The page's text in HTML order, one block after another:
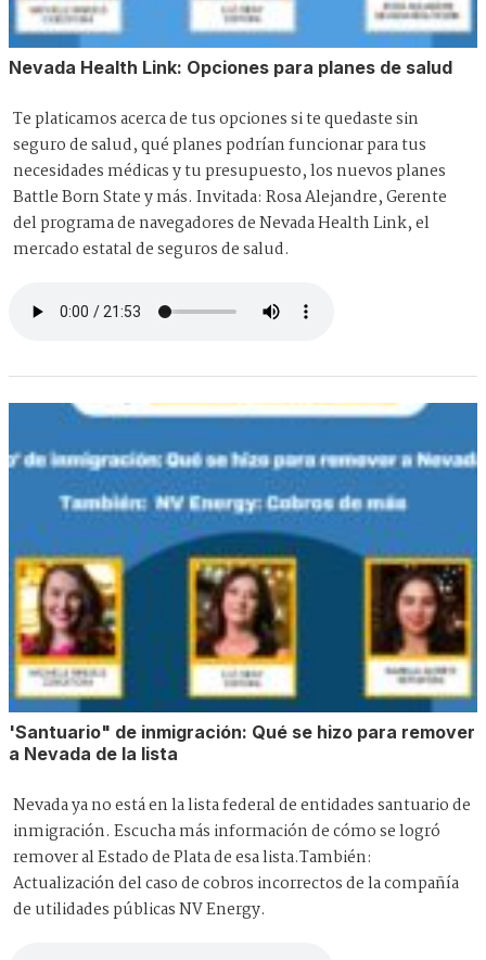
Nevada Health Link: Opciones para planes de salud
Te platicamos acerca de tus opciones si te quedaste sin
seguro de salud, qué planes podrían funcionar para tus
necesidades médicas y tu presupuesto, los nuevos planes
Battle Born State y más. Invitada: Rosa Alejandre, Gerente
del programa de navegadores de Nevada Health Link, el
mercado estatal de seguros de salud.
'Santuario" de inmigración: Qué se hizo para remover
a Nevada de la lista
Nevada ya no está en la lista federal de entidades santuario de
inmigración. Escucha más información de cómo se logró
remover al Estado de Plata de esa lista.También:
Actualización del caso de cobros incorrectos de la compañía
de utilidades públicas NV Energy.